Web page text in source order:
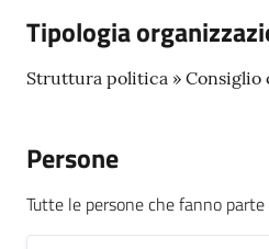
gli
Seguici
Tipologia
Struttura politica » Consiglio
Persone
Tutte le persone che fanno